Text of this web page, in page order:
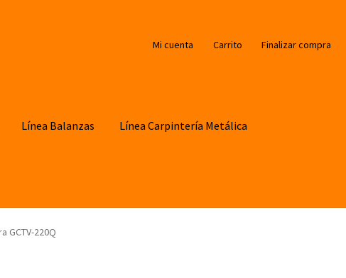
Mi cuenta Carrito Finalizar compra
Línea Balanzas Línea Carpintería Metálica
GCTV-220Q